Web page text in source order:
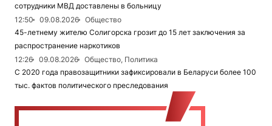
сотрудники МВД доставлены в больницу
12:50
09.08.2026
Общество
45-летнему жителю Солигорска грозит до 15 лет заключения за
распространение наркотиков
12:26
09.08.2026
Общество, Политика
С 2020 года правозащитники зафиксировали в Беларуси более 100
тыс. фактов политического преследования